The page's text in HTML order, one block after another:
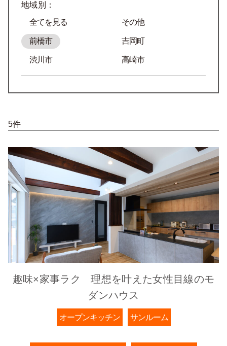
地域別：
全てを見る
その他
前橋市 吉岡町
渋川市 高崎市
5件
趣味×家事ラク 理想を叶えた女性目線のモ
ダンハウス
オープンキッチン サンルーム